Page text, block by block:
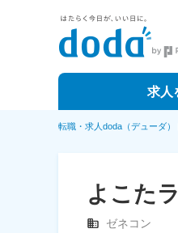
求人
転職・求人doda（デューダ）
よこた
ゼネコン